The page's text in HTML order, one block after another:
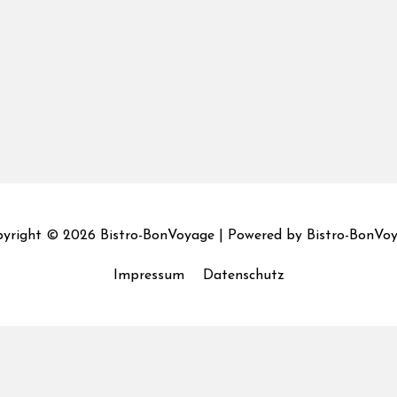
© 2026 Bistro-BonVoyage| Powered by Bistro-
Impressum Datenschutz